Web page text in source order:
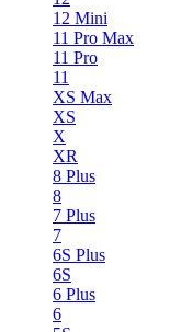
12 Mini
11 Pro Max
11 Pro
11
XS Max
XS
X
XR
8 Plus
8
7 Plus
7
6S Plus
6S
6 Plus
6